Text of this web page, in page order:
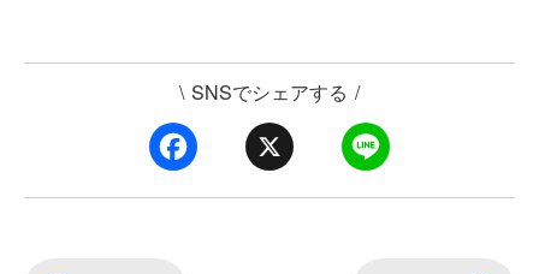
\ SNSでシェアする /